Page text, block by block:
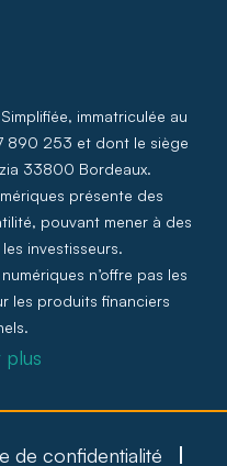
immatriculée au
890 253 et dont le siège
33800 Bordeaux.
présente des
pouvant mener à des
investisseurs.
n’offre pas les
les produits financiers
plus
de confidentialité